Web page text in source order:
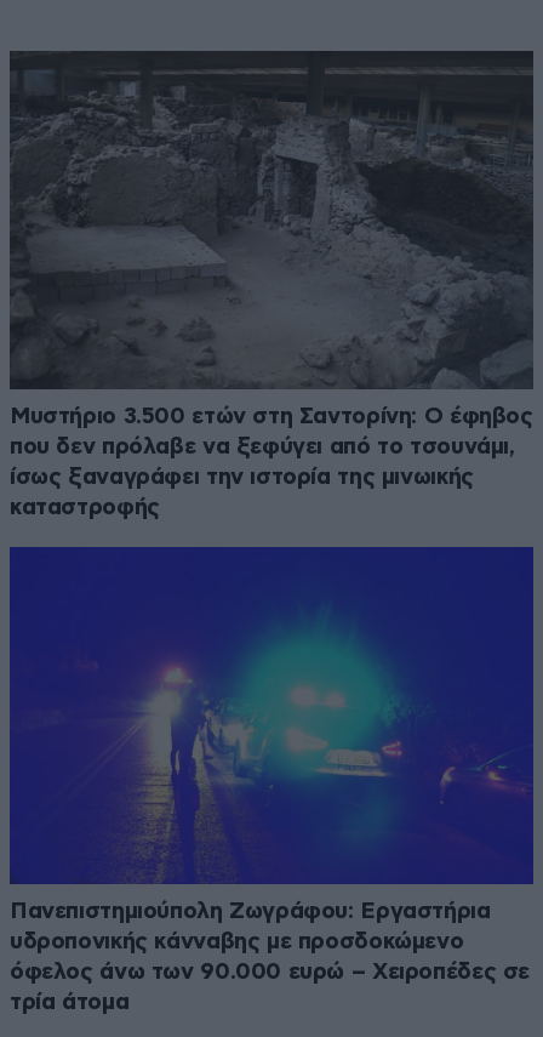
Μυστήριο 3.500 ετών στη Σαντορίνη: Ο έφηβος
που δεν πρόλαβε να ξεφύγει από το τσουνάμι,
ίσως ξαναγράφει την ιστορία της μινωικής
καταστροφής
Πανεπιστημιούπολη Ζωγράφου: Εργαστήρια
υδροπονικής κάνναβης με προσδοκώμενο
όφελος άνω των 90.000 ευρώ – Χειροπέδες σε
τρία άτομα